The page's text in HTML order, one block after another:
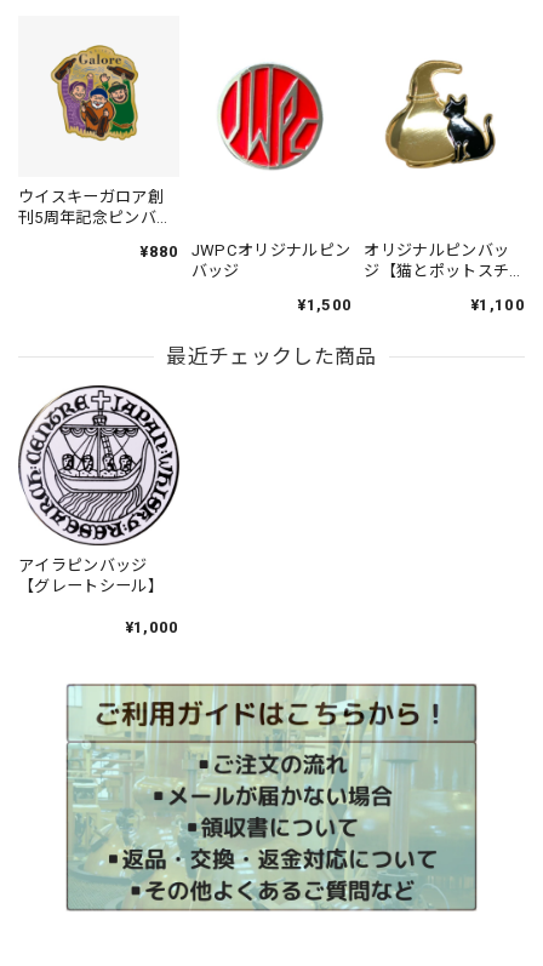
ウイスキーガロア創
刊5周年記念ピンバッ
¥880
JWPCオリジナルピン
バッジ
¥1,500
オリジナルピンバッ
ジ【猫とポットスチ
¥1,100
最近チェックした商品
アイラピンバッジ
【グレートシール】
¥1,000